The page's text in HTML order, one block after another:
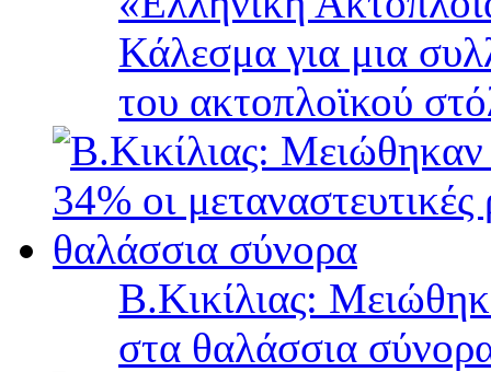
Κάλεσμα για μια
του ακτοπλοϊκού
B.Κικίλιας:
στα θαλάσσια